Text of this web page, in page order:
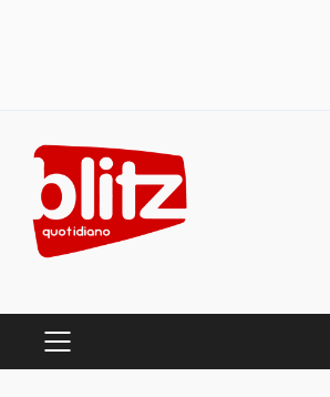
content
PRIMARY